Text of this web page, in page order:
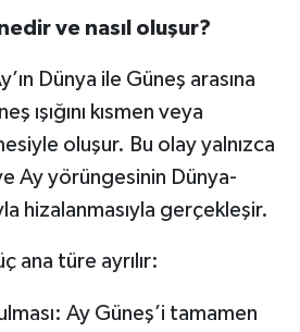
ve nasıl oluşur?
Dünya ile Güneş arasına
ışığını kısmen veya
oluşur. Bu olay yalnızca
Ay yörüngesinin Dünya-
hizalanmasıyla gerçekleşir.
ana türe ayrılır:
Ay Güneş’i tamamen